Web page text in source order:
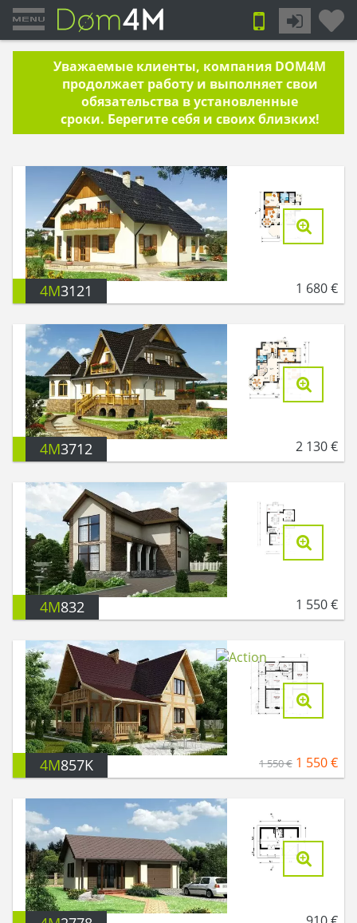
Уважаемые клиенты, компания DOM4M
продолжает работу и выполняет свои
обязательства в установленные
сроки. Берегите себя и своих близких!
4M3121 1 680€
4M3712 2 130€
4M832 1 550€
4M857K 1 550€ 1 550€